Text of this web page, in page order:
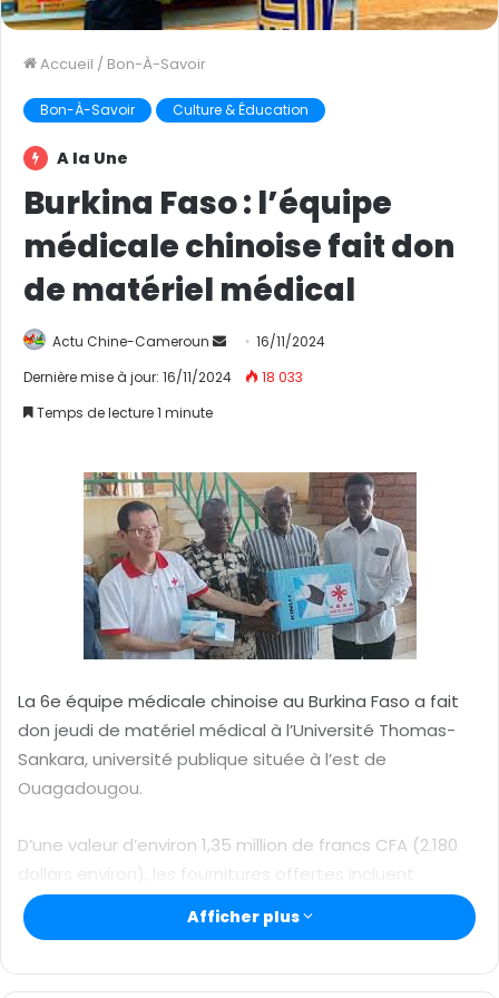
Accueil / Bon-À-Savoir
Bon-À-Savoir Culture & Éducation
A la Une
Burkina Faso : l’équipe
médicale chinoise fait don
de matériel médical
Actu Chine-Cameroun
n
e
r
u
n
c
o
u
r
e
l
16/11/2024
Dernière mise à jour: 16/11/2024
18 033
Temps de lecture 1 minute
La 6e équipe médicale chinoise au Burkina Faso a fait
don jeudi de matériel médical à l’Université Thomas-
Sankara, université publique située à l’est de
Ouagadougou.
D’une valeur d’environ 1,35 million de francs CFA (2.180
dollars environ), les fournitures offertes incluent
notamment des médicaments antipaludéens, du
matériel chirurgical, des glucomètres, des oxymètres,
Afficher plus